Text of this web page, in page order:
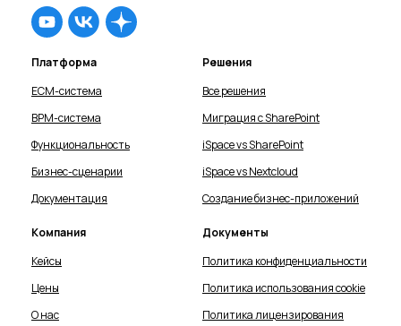
Платформа
ECM-система
Документы
Решения
Компания
Все решения
Функциональность
Бизнес-сценарии
Документация
BPM-система
iSpace vs SharePoint
iSpace vs Nextcloud
Cоздание бизнес-приложений
О нас
Цены
Кейсы
Миграция с SharePoint
Политика лицензирования
Политика использования cookie
Политика конфиденциальности